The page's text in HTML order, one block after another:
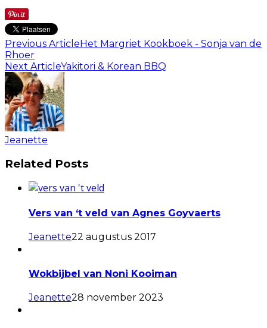
Previous ArticleHet Margriet Kookboek - Sonja van de
Rhoer
Next ArticleYakitori & Korean BBQ
Jeanette
Related Posts
Vers van ‘t veld van Agnes Goyvaerts
Jeanette22 augustus 2017
Wokbijbel van Noni Kooiman
Jeanette28 november 2023